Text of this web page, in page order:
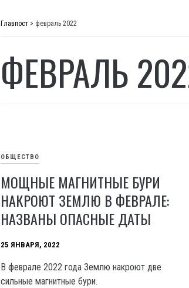
Главпост > февраль 2022
ФЕВРАЛЬ
ОБЩЕСТВО
МОЩНЫЕ МАГНИТНЫЕ БУРИ
НАКРОЮТ ЗЕМЛЮ В ФЕВРАЛЕ:
НАЗВАНЫ ОПАСНЫЕ ДАТЫ
25 ЯНВАРЯ, 2022
В феврале 2022 года Землю накроют две
сильные магнитные бури.